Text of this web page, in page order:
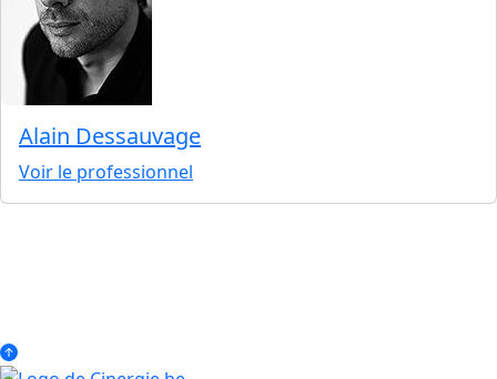
Alain Dessauvage
Voir le professionnel